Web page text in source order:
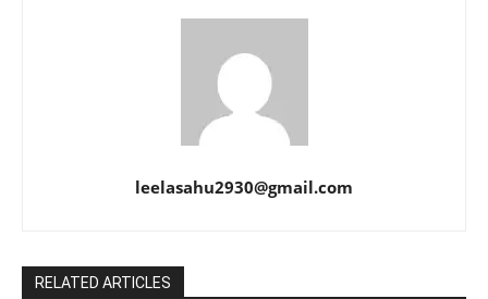
leelasahu2930@gmail.com
RELATED ARTICLES